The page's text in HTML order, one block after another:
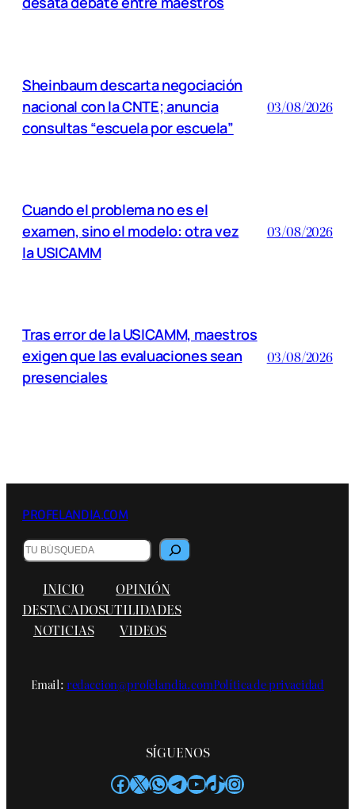
Sheinbaum descarta negociación
nacional con la CNTE; anuncia
consultas “escuela por escuela”
03/08/2026
Cuando el problema no es el
examen, sino el modelo: otra vez
la USICAMM
03/08/2026
Tras error de la USICAMM, maestros
exigen que las evaluaciones sean
presenciales
03/08/2026
PROFELANDIA.COM
Buscar
INICIO
DESTACADOS
NOTICIAS
OPINIÓN
UTILIDADES
VIDEOS
Email:redaccion@profelandia.comPolítica de privacidad
SÍGUENOS
Facebook
X WhatsApp
Telegram
YouTube
TikTok
Instagram